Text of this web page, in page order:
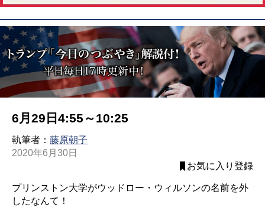
6月29日4:55～10:25
執筆者： 藤原朝子
2020年6月30日
お気に入り登録
プリンストン大学がウッドロー・ウィルソンの名前を外
したなんて！